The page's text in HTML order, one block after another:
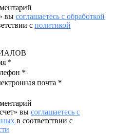
вы соглашаетесь с обработкой
с политикой
*
*
почта *
вы соглашаетесь с
в соответствии с